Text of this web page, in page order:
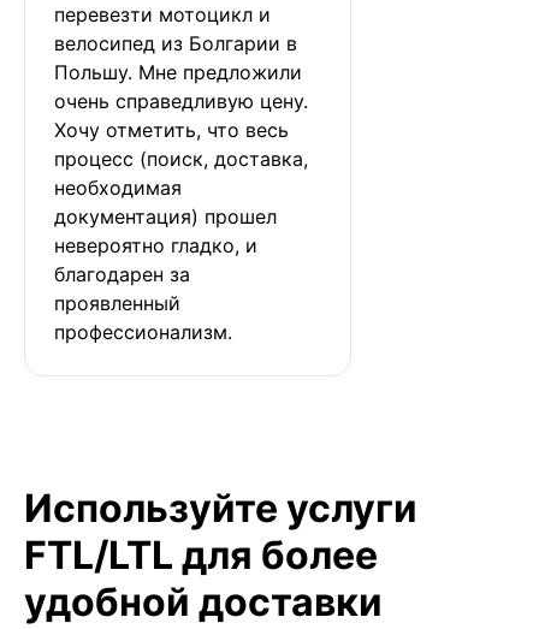
перевезти мотоцикл и
велосипед из Болгарии в
Польшу. Мне предложили
очень справедливую цену.
Хочу отметить, что весь
процесс (поиск, доставка,
необходимая
документация) прошел
невероятно гладко, и
благодарен за
проявленный
профессионализм.
Используйте услуги
FTL/LTL для более
удобной доставки